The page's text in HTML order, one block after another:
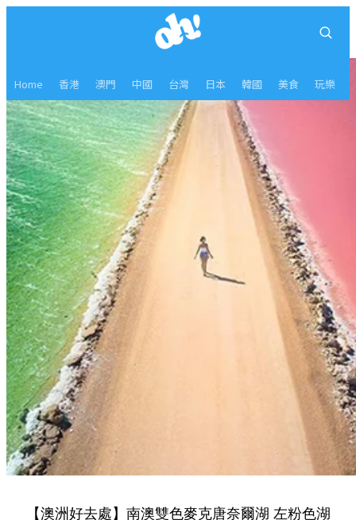
Home 香港 澳門 中國 台灣 日本 韓國 美食 玩樂
【澳洲好去處】南澳雙色麥克唐奈爾湖 左粉色湖